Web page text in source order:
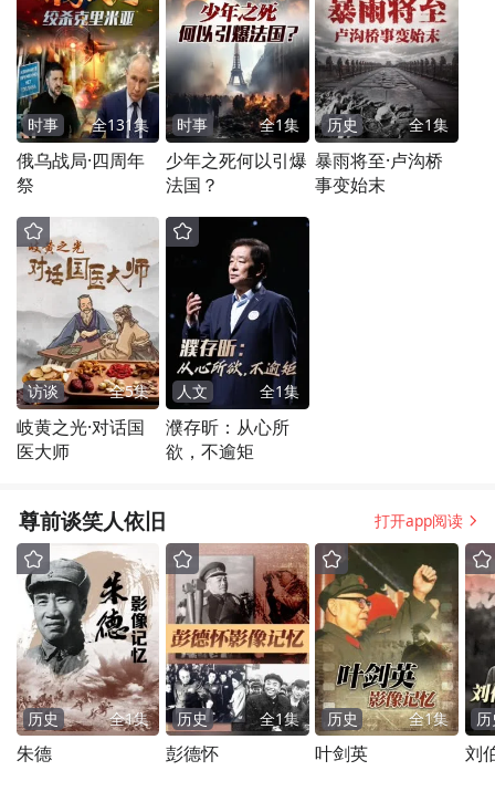
时事 全131集
俄乌战局·四周年
祭
时事 全1集
少年之死何以引爆
法国？
历史 全1集
暴雨将至·卢沟桥
事变始末
访谈 全5集
岐黄之光·对话国
医大师
人文 全1集
濮存昕：从心所
欲，不逾矩
尊前谈笑人依旧 打开app阅读
历史 全1集
朱德
历史 全1集
彭德怀
历史 全1集
叶剑英 刘